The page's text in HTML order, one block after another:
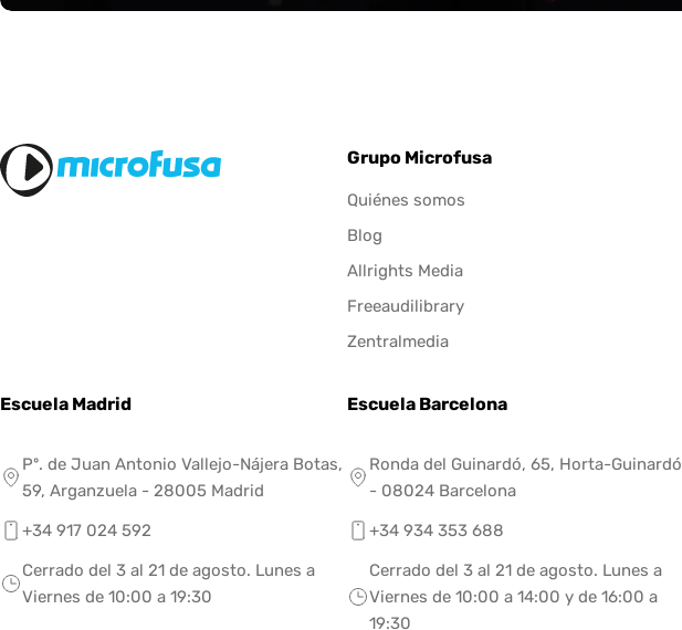
Grupo Microfusa
Quiénes somos
Blog
Allrights Media
Freeaudilibrary
Zentralmedia
Escuela Madrid
Pº. de Juan Antonio Vallejo-Nájera Botas,
59, Arganzuela - 28005 Madrid
+34 917 024 592
Cerrado del 3 al 21 de agosto. Lunes a
Viernes de 10:00 a 19:30
Escuela Barcelona
Ronda del Guinardó, 65, Horta-Guinardó
- 08024 Barcelona
+34 934 353 688
Cerrado del 3 al 21 de agosto. Lunes a
Viernes de 10:00 a 14:00 y de 16:00 a
19:30